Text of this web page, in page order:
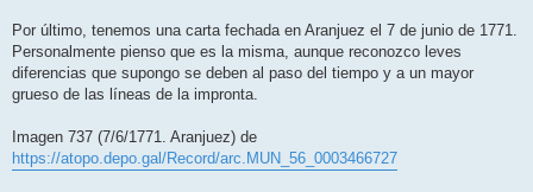
Por último, tenemos una carta fechada en Aranjuez el 7 de junio de 1771.
Personalmente pienso que es la misma, aunque reconozco leves
diferencias que supongo se deben al paso del tiempo y a un mayor
grueso de las líneas de la impronta.
Imagen 737 (7/6/1771. Aranjuez) de
https://atopo.depo.gal/Record/arc.MUN_56_0003466727